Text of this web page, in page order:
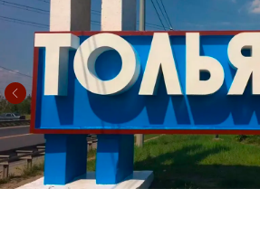
освещение и видеонаблюдение, все
коммуникации – все это позволит вам
сосредоточиться на реализации ваших
собственных семейных и
планов.
В «Моей Ильинке» вы найдете все
необходимое для комфортной жизни:
Благоустроенную территорию с
и спортивными площадками.
Зону отдыха с фонтаном для приятного